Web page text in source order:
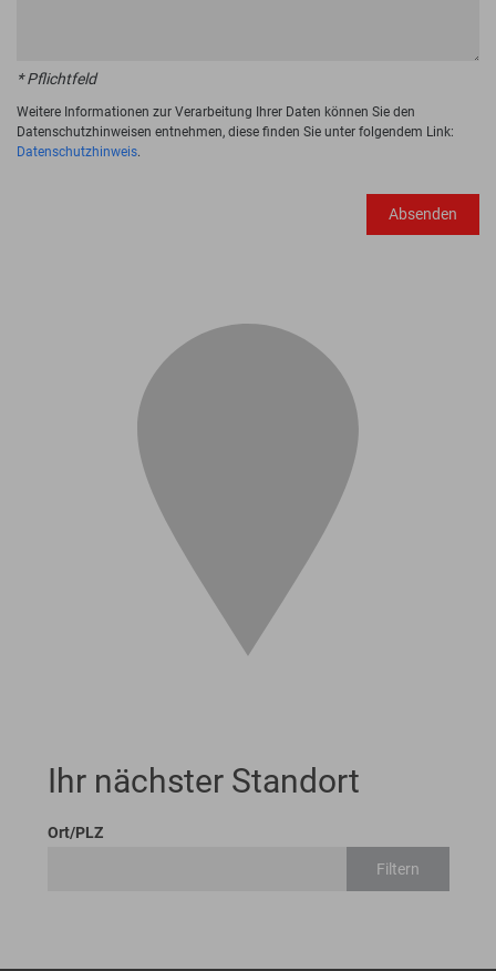
* Pflichtfeld
Weitere Informationen zur Verarbeitung Ihrer Daten können Sie den
Datenschutzhinweisen entnehmen, diese finden Sie unter folgendem Link:
Datenschutzhinweis.
Absenden
Ihr nächster Standort
Ort/PLZ
Filtern